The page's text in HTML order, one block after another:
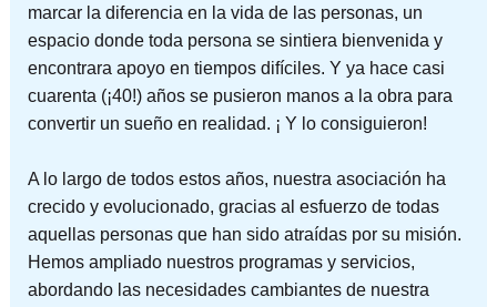
marcar la diferencia en la vida de las personas, un
espacio donde toda persona se sintiera bienvenida y
encontrara apoyo en tiempos difíciles. Y ya hace casi
cuarenta (¡40!) años se pusieron manos a la obra para
convertir un sueño en realidad. ¡ Y lo consiguieron!
A lo largo de todos estos años, nuestra asociación ha
crecido y evolucionado, gracias al esfuerzo de todas
aquellas personas que han sido atraídas por su misión.
Hemos ampliado nuestros programas y servicios,
abordando las necesidades cambiantes de nuestra